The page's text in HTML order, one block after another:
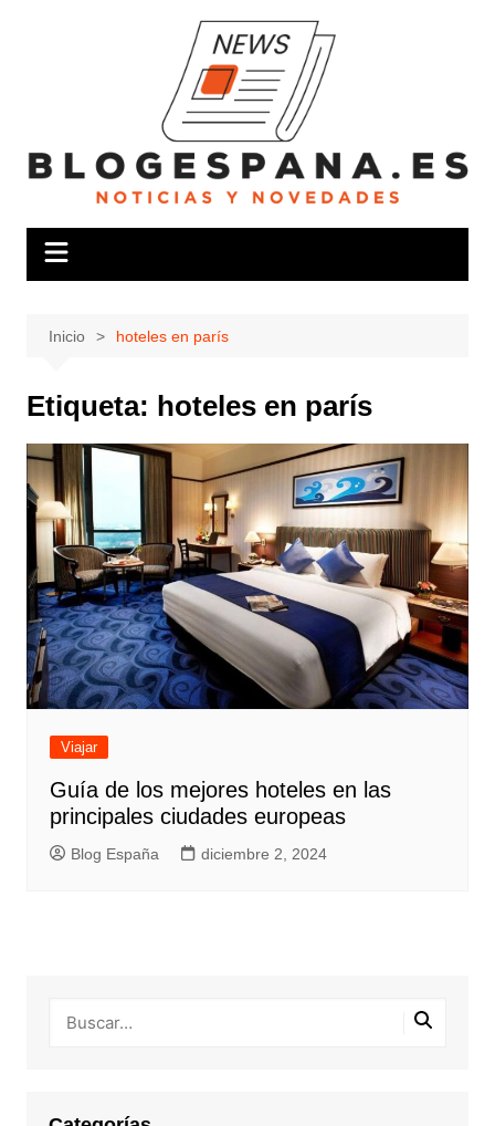
Inicio hoteles en parís
Etiqueta: hoteles en parís
Viajar
Guía de los mejores hoteles en las
principales ciudades europeas
Blog España diciembre 2, 2024